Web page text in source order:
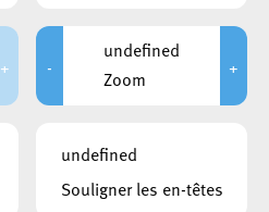
+ -
undefined
Zoom
+
undefined
Souligner les en-têtes